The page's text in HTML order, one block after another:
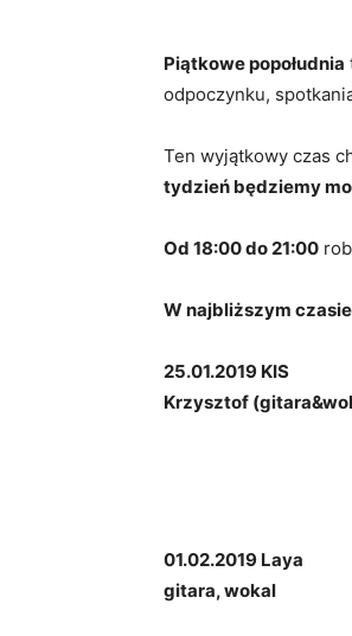
Piątkowe popołudnia
odpoczynku,
Ten wyjątkowy czas
tydzień będziemy
Od 18:00 do 21:00
W najbliższym
25.01.2019 KIS
Krzysztof
01.02.2019 Laya
gitara, wokal